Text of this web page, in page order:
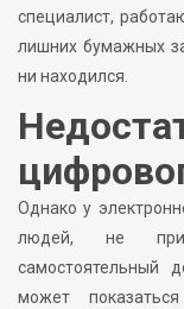
специалист,
лишних бумажных
ни находился.
Однако у
людей, не
самостоятельный
может